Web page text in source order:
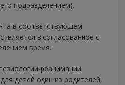
подразделением).
в соответствующем
в согласованное с
время.
реанимации
детей один из родителей,